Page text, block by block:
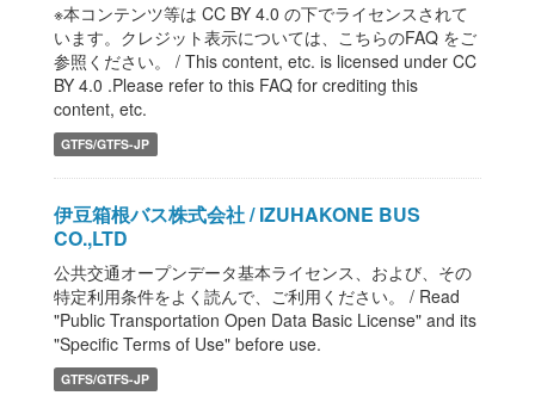
※本コンテンツ等は CC BY 4.0 の下でライセンスされて
います。クレジット表示については、こちらのFAQ をご
参照ください。 / This content, etc. is licensed under CC
BY 4.0 .Please refer to this FAQ for crediting this
content, etc.
GTFS/GTFS-JP
伊豆箱根バス株式会社 / IZUHAKONE BUS
CO.,LTD
公共交通オープンデータ基本ライセンス、および、その
特定利用条件をよく読んで、ご利用ください。 / Read
"Public Transportation Open Data Basic License" and its
"Specific Terms of Use" before use.
GTFS/GTFS-JP